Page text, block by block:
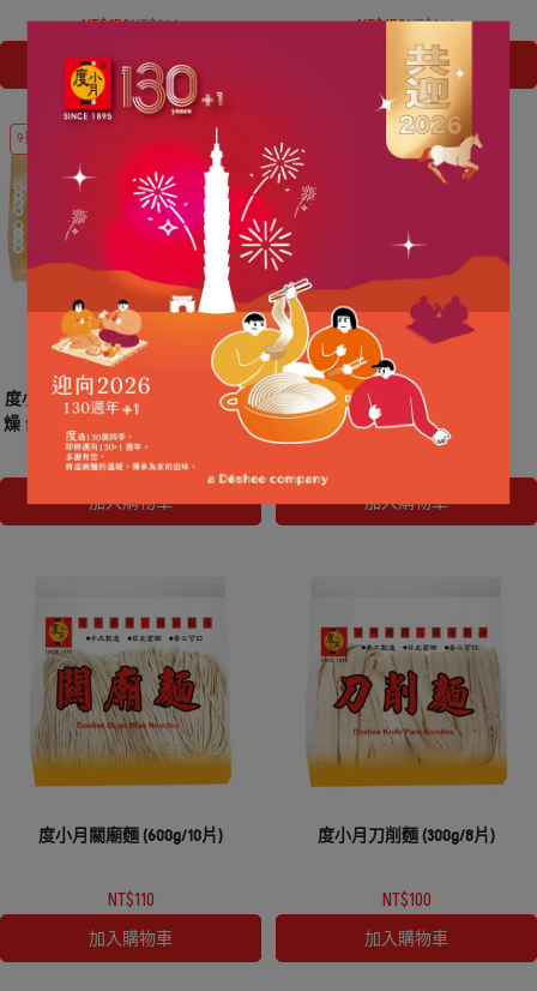
NT$159NT$164
加入購物車
NT$159NT$164
加入購物車
9折
度小月港町憶城關廟麵+刀削麵+肉
燥 台南好味組合包 360g+225g+170g
NT$209NT$233
加入購物車
度小月擔仔麵 (600g/10片)
加入購物車
度小月關廟麵 (600g/10片)
NT$110
加入購物車
度小月刀削麵 (300g/8片)
NT$100
加入購物車